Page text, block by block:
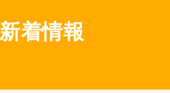
新着情報